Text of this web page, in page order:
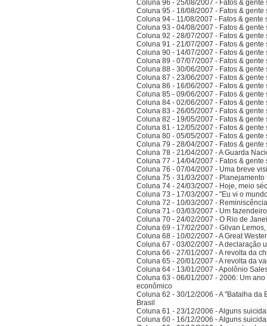
Coluna 96 - 25/08/2007 - Fatos &
Coluna 95 - 18/08/2007 - Fatos &
Coluna 94 - 11/08/2007 - Fatos &
Coluna 93 - 04/08/2007 - Fatos &
Coluna 92 - 28/07/2007 - Fatos &
Coluna 91 - 21/07/2007 - Fatos &
Coluna 90 - 14/07/2007 - Fatos &
Coluna 89 - 07/07/2007 - Fatos &
Coluna 88 - 30/06/2007 - Fatos &
Coluna 87 - 23/06/2007 - Fatos &
Coluna 86 - 16/06/2007 - Fatos &
Coluna 85 - 09/06/2007 - Fatos &
Coluna 84 - 02/06/2007 - Fatos &
Coluna 83 - 26/05/2007 - Fatos &
Coluna 82 - 19/05/2007 - Fatos &
Coluna 81 - 12/05/2007 - Fatos &
Coluna 80 - 05/05/2007 - Fatos &
Coluna 79 - 28/04/2007 - Fatos &
Coluna 78 - 21/04/2007 - A Guarda
Coluna 77 - 14/04/2007 - Fatos &
Coluna 76 - 07/04/2007 - Uma breve
Coluna 75 - 31/03/2007 -
Coluna 74 - 24/03/2007 - Hoje, meio
Coluna 73 - 17/03/2007 - "Eu vi o
Coluna 72 - 10/03/2007 -
Coluna 71 - 03/03/2007 - Um
Coluna 70 - 24/02/2007 - O Rio de
Coluna 69 - 17/02/2007 - Gilvan
Coluna 68 - 10/02/2007 - A Great
Coluna 67 - 03/02/2007 - A declaração
Coluna 66 - 27/01/2007 - A revolta da
Coluna 65 - 20/01/2007 - A revolta da
Coluna 64 - 13/01/2007 - Apolônio
Coluna 63 - 06/01/2007 - 2006: Um
econômico
Coluna 62 - 30/12/2006 - A "Batalha
Brasil
Coluna 61 - 23/12/2006 - Alguns
Coluna 60 - 16/12/2006 - Alguns